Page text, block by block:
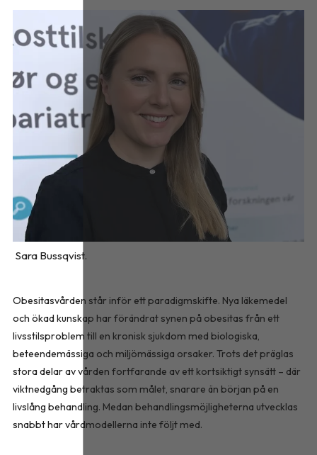
Sara Bussqvist.
Obesitasvården står inför ett paradigmskifte. Nya läkemedel
och ökad kunskap har förändrat synen på obesitas från ett
livsstilsproblem till en kronisk sjukdom med biologiska,
beteendemässiga och miljömässiga orsaker. Trots det präglas
stora delar av vården fortfarande av ett kortsiktigt synsätt – där
viktnedgång betraktas som målet, snarare än början på en
livslång behandling. Medan behandlingsmöjligheterna utvecklas
snabbt har vårdmodellerna inte följt med.